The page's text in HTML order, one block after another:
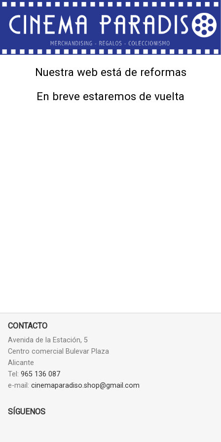
Nuestra web está de reformas
En breve estaremos de vuelta
CONTACTO
Avenida de la Estación, 5
Centro comercial Bulevar Plaza
Alicante
Tel: 965 136 087
e-mail: cinemaparadiso.shop@gmail.com
SÍGUENOS